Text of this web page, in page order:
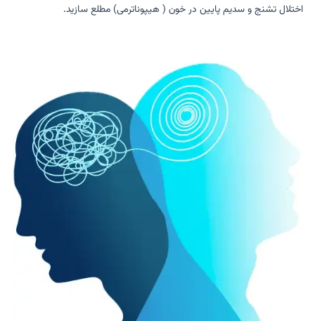
اختلال تشنج و سدیم پایین در خون ( هیپوناترمی) مطلع سازید.